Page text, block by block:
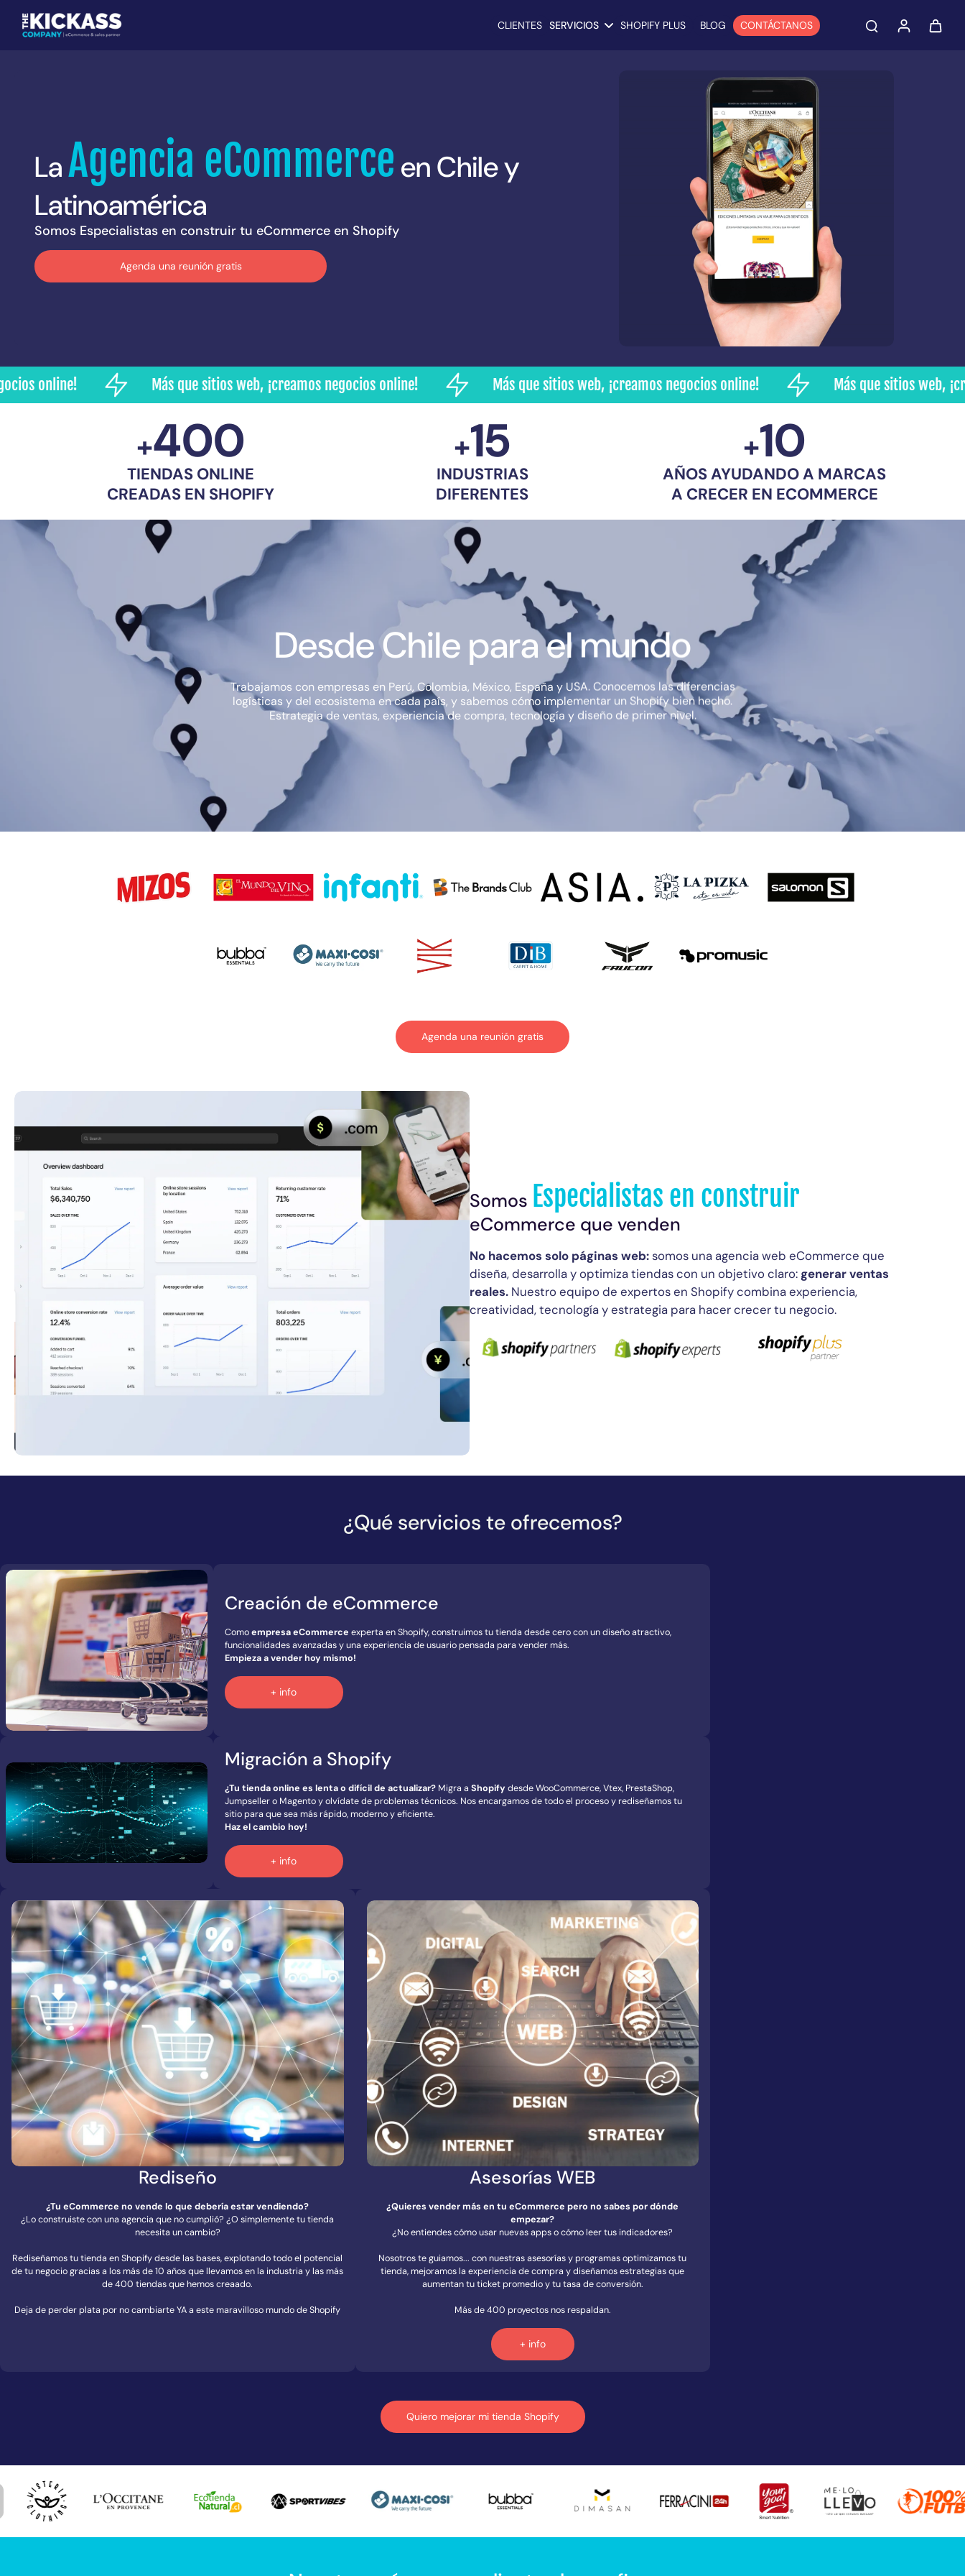
saltar
al
CLIENTES SERVICIOS SHOPIFY PLUS BLOG CONTÁCTANOS
LaAgencia eCommerce en Chile y
Latinoamérica
Somos Especialistas en construir tu eCommerce en Shopify
Agenda una reunión gratis
Más que sitios web, ¡creamos negocios online! Más que sitios web, ¡creamos negocios online! Más que sitios web, ¡creamos
+400
TIENDAS ONLINE
CREADAS EN SHOPIFY
+15
INDUSTRIAS
DIFERENTES
+10
AÑOS AYUDANDO A MARCAS
A CRECER EN ECOMMERCE
Desde Chile para el mundo
Trabajamos con empresas en Perú, Colombia, México, España y USA. Conocemos las diferencias
logísticas y del ecosistema en cada país, y sabemos cómo implementar un Shopify bien hecho.
Estrategia de ventas, experiencia de compra, tecnología y diseño de primer nivel.
Agenda una reunión gratis
Somos Especialistas en construir
eCommerce que venden
No hacemos solo páginas web:somos una agencia web eCommerce que
diseña, desarrolla y optimiza tiendas con un objetivo claro: generar ventas
reales.Nuestro equipo de expertos en Shopify combina experiencia,
creatividad, tecnología y estrategia para hacer crecer tu negocio.
¿Qué servicios te ofrecemos?
Creación de eCommerce
Comoempresa eCommerce experta en Shopify, construimos tu tienda desde cero con un diseño atractivo,
funcionalidades avanzadas y una experiencia de usuario pensada para vender más.
Empieza a vender hoy mismo!
+ info
Migración a Shopify
¿Tu tienda online es lenta o difícil de actualizar? Migra a Shopify desde WooCommerce, Vtex, PrestaShop,
Jumpseller o Magento y olvídate de problemas técnicos. Nos encargamos de todo el proceso y rediseñamos tu
sitio para que sea más rápido, moderno y eficiente.
Haz el cambio hoy!
+ info
Rediseño
¿Tu eCommerce no vende lo que debería estar vendiendo?
¿Lo construiste con una agencia que no cumplió? ¿O simplemente tu tienda
necesita un cambio?
Rediseñamos tu tienda en Shopify desde las bases, explotando todo el potencial
de tu negocio gracias a los más de 10 años que llevamos en la industria y las más
de 400 tiendas que hemos creaado.
Deja de perder plata por no cambiarte YA a este maravilloso mundo de Shopify
Asesorías WEB
¿Quieres vender más en tu eCommerce pero no sabes por dónde
empezar?
¿No entiendes cómo usar nuevas apps o cómo leer tus indicadores?
Nosotros te guiamos... con nuestras asesorías y programas optimizamos tu
tienda, mejoramos la experiencia de compra y diseñamos estrategias que
aumentan tu ticket promedio y tu tasa de conversión.
Más de 400 proyectos nos respaldan.
+ info
Quiero mejorar mi tienda Shopify